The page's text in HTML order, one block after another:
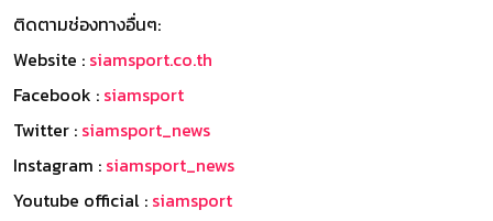
ติดตามช่องทางอื่นๆ:
Website : siamsport.co.th
Facebook : siamsport
Twitter : siamsport_news
Instagram : siamsport_news
Youtube official : siamsport